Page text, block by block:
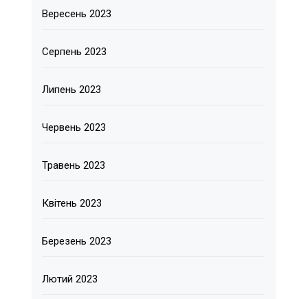
Вересень 2023
Серпень 2023
Липень 2023
Червень 2023
Травень 2023
Квітень 2023
Березень 2023
Лютий 2023